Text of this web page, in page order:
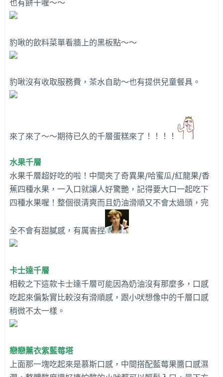
也有餅干喔～～
豹啾的飲料菜單看牆上的黑板點～～
豹啾沒有收取服務費，茶水自助～也有提供兒童餐具。
來了來了～～期待已久的千層蛋糕來了！！！！
水果千層
水果千層超好吃的啦！中間夾了奇異果/哈蜜瓜/紅龍果/香
蕉四種水果，一入口就讓人好驚艷，記得要大口一起吃下
四種水果喔！整個很清爽而且奶油滑順又不會太過頭，完
全不會有甜膩感，有厲害捏
卡士達千層
相較之下這款卡士達千層可能因為奶油沒有那麼多，口感
吃起來偏紮實比較沒有滑順感，跟小吠想像中的千層口感
稍微不太一樣。
戀戀薰衣紫藍莓塔
上面那一塊吃起來是慕斯口感，中間搭配藍莓果醬口感濕